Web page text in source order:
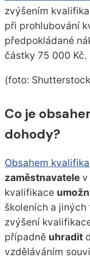
zvýšením
při prohlubování
předpokládané
částky 75 000 Kč.
(foto:
Co je
dohody?
Obsahem
zaměstnavatelev
kvalifikace
školeních a
zvýšení
případně uhradit
vzděláváním